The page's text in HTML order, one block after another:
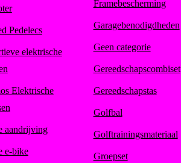
Pedelecs
elektrische
Elektrische
aandrijving
e-bike
Framebescherming
Garagebenodigdheden
Geen categorie
Gereedschapscombiset
Gereedschapstas
Golfbal
Golftrainingsmateriaal
Groepset